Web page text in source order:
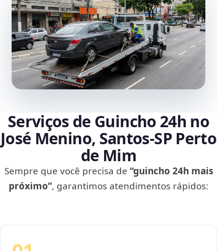
Serviços de Guincho 24h no
José Menino, Santos‑SP Perto
de Mim
Sempre que você precisa de “guincho 24h mais
próximo”, garantimos atendimentos rápidos: